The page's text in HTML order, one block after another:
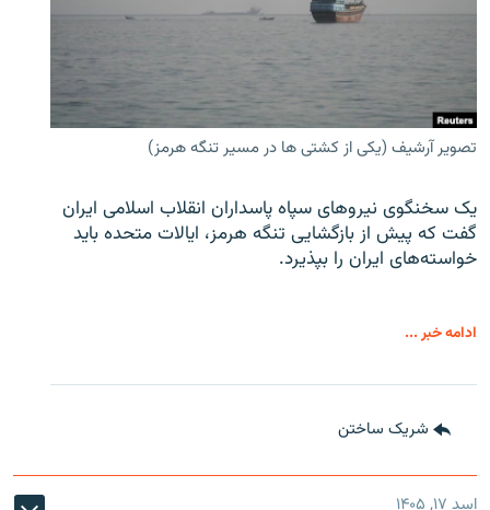
تصویر آرشیف (یکی از کشتی ها در مسیر تنگه هرمز)
یک سخنگوی نیروهای سپاه پاسداران انقلاب اسلامی ایران
گفت که پیش از بازگشایی تنگه هرمز، ایالات متحده باید
خواسته‌های ایران را بپذیرد.
ادامه خبر ...
شریک ساختن